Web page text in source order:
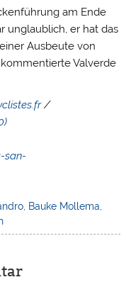
am Ende
unglaublich, er hat das
Ausbeute von
Valverde
/
san-
Bauke Mollema